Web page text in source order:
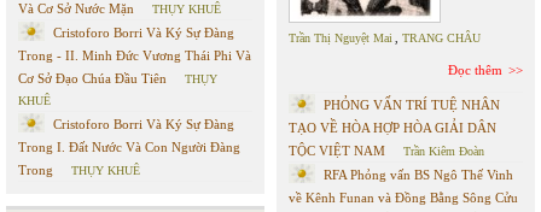
Và Cơ Sở Nước Mặn
THỤY KHUÊ
Cristoforo Borri Và Ký Sự Đàng
Trong - II. Minh Đức Vương Thái Phi Và
Cơ Sở Đạo Chúa Đầu Tiên
THỤY
KHUÊ
Cristoforo Borri Và Ký Sự Đàng
Trong I. Đất Nước Và Con Người Đàng
Trong
THỤY KHUÊ
Trần Thị Nguyệt Mai TRANG CHÂU
Đọc thêm
PHỎNG VẤN TRÍ TUỆ NHÂN
TẠO VỀ HÒA HỢP HÒA GIẢI DÂN
TỘC VIỆT NAM
Trần Kiêm Đoàn
RFA Phỏng vấn BS Ngô Thế Vinh
về Kênh Funan và Đồng Bằng Sông Cửu